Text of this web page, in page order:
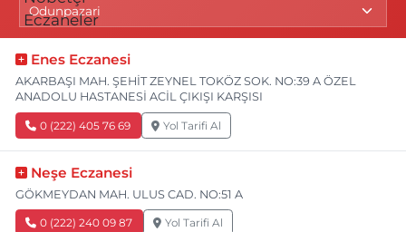
Enes Eczanesi
AKARBAŞI MAH. ŞEHİT ZEYNEL TOKÖZ SOK. NO:39 A ÖZEL
ANADOLU HASTANESİ ACİL ÇIKIŞI KARŞISI
0 (222) 405 76 69 Yol Tarifi Al
Neşe Eczanesi
GÖKMEYDAN MAH. ULUS CAD. NO:51 A
0 (222) 240 09 87 Yol Tarifi Al